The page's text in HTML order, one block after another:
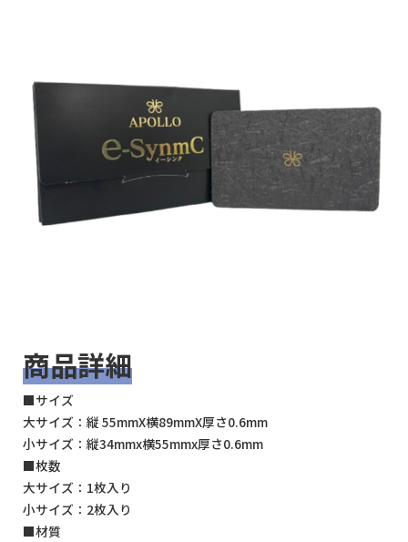
商品詳細
■サイズ
大サイズ：縦 55mmX横89mmX厚さ0.6mm
小サイズ：縦34mmx横55mmx厚さ0.6mm
■枚数
大サイズ：1枚入り
小サイズ：2枚入り
■材質